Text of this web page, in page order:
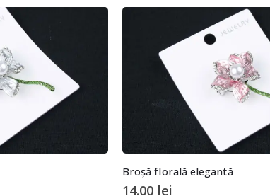
Broșă florală elegantă
14.00 lei